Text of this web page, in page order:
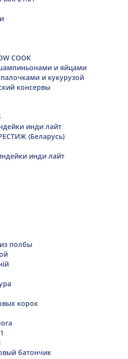
COOK
и яйцами
и кукурузой
консервы
инди лайт
(Беларусь)
инди лайт
полбы
корок
батончик